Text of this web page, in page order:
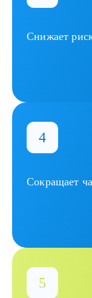
Снижает
Сокращает